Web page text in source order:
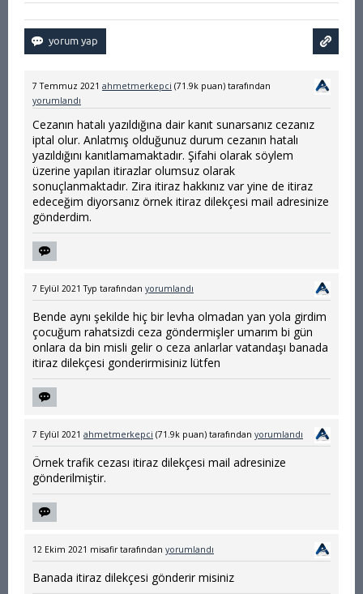
7 Temmuz 2021 ahmetmerkepci (71.9k puan) tarafından
yorumlandı
Cezanın hatalı yazıldığına dair kanıt sunarsanız cezanız
iptal olur. Anlatmış olduğunuz durum cezanın hatalı
yazıldığını kanıtlamamaktadır. Şifahi olarak söylem
üzerine yapılan itirazlar olumsuz olarak
sonuçlanmaktadır. Zira itiraz hakkınız var yine de itiraz
edeceğim diyorsanız örnek itiraz dilekçesi mail adresinize
gönderdim.
7 Eylül 2021 Typ tarafından yorumlandı
Bende aynı şekilde hiç bir levha olmadan yan yola girdim
çocuğum rahatsizdi ceza göndermişler umarım bi gün
onlara da bin misli gelir o ceza anlarlar vatandaşı banada
itiraz dilekçesi gonderirmisiniz lütfen
7 Eylül 2021 ahmetmerkepci (71.9k puan) tarafından yorumlandı
Örnek trafik cezası itiraz dilekçesi mail adresinize
gönderilmiştir.
12 Ekim 2021 misafir tarafından yorumlandı
Banada itiraz dilekçesi gönderir misiniz